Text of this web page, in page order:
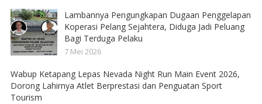
Lambannya Pengungkapan Dugaan Penggelapan
Koperasi Pelang Sejahtera, Diduga Jadi Peluang
Bagi Terduga Pelaku
7 Mei 2026
Wabup Ketapang Lepas Nevada Night Run Main Event 2026,
Dorong Lahirnya Atlet Berprestasi dan Penguatan Sport
Tourism